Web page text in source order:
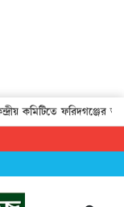
কমিটিতে ফরিদগঞ্জের